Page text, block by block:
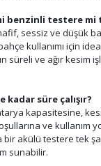
benzinli testere mi
sessiz ve düşük
kullanımı için
süreli ve ağır kesim
süre çalışır?
kapasitesine,
ve kullanım
bir akülü testere tek
sunabilir.